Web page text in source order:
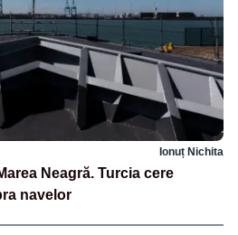
Ionuț Nichita
Neagră. Turcia cere
navelor